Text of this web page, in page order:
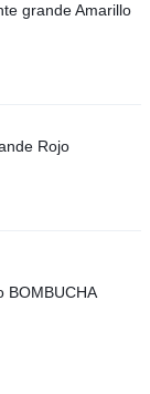
grande Amarillo
Rojo
BOMBUCHA